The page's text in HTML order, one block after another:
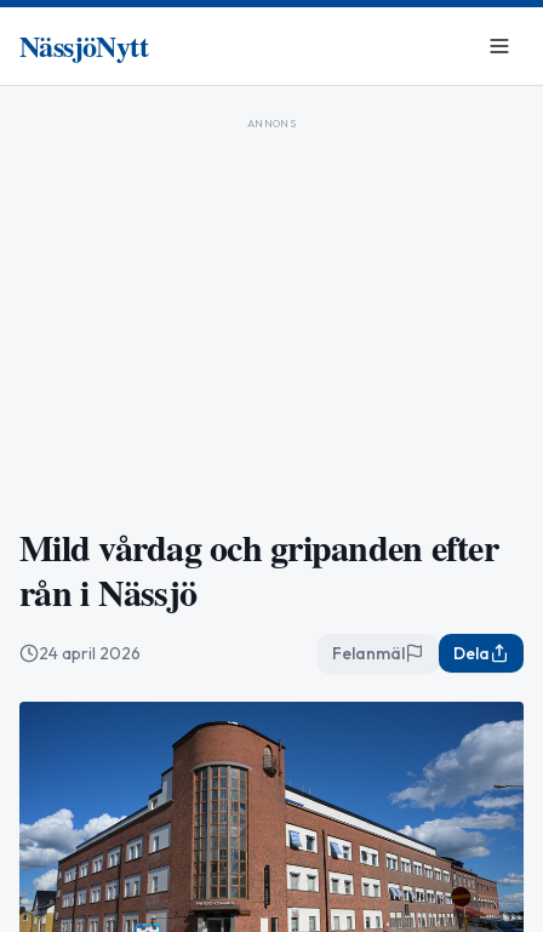
NässjöNytt
ANNONS
Mild vårdag och gripanden efter
rån i Nässjö
24 april 2026 Felanmäl Dela